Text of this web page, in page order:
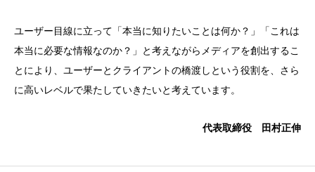
ユーザー目線に立って「本当に知りたいことは何か？」「これは
本当に必要な情報なのか？」と考えながらメディアを創出するこ
とにより、ユーザーとクライアントの橋渡しという役割を、さら
に高いレベルで果たしていきたいと考えています。
代表取締役 田村正伸